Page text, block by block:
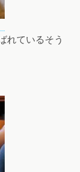
れているそう